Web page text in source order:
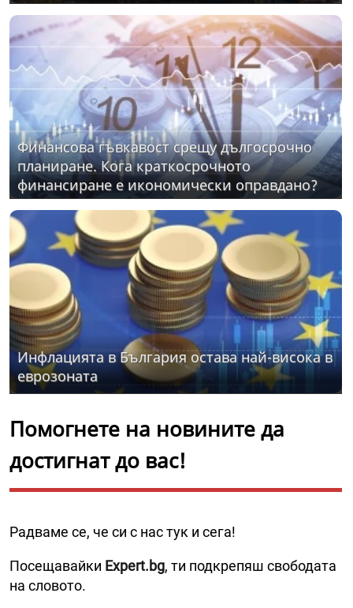
Финансова гъвкавост срещу дългосрочно
планиране. Кога краткосрочното
финансиране е икономически оправдано?
Инфлацията в България остава най-висока в
еврозоната
Помогнете на новините да
достигнат до вас!
Радваме се, че си с нас тук и сега!
Посещавайки Expert.bg, ти подкрепяш свободата
на словото.